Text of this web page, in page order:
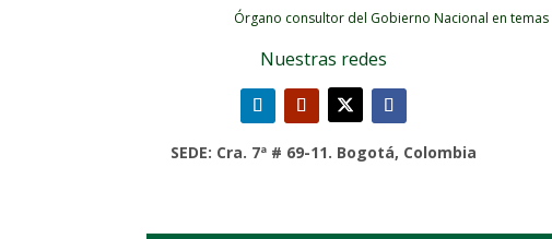
Órgano consultor del Gobierno Nacional en
Nuestras redes
SEDE: Cra. 7ª # 69-11. Bogotá, Colombia